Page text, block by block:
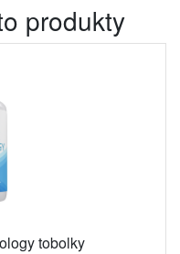
produkty
tobolky